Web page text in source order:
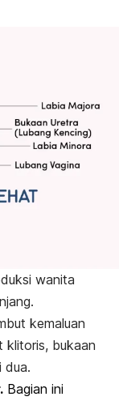
wanita
kemaluan
klitoris, bukaan
dua.
Bagian ini